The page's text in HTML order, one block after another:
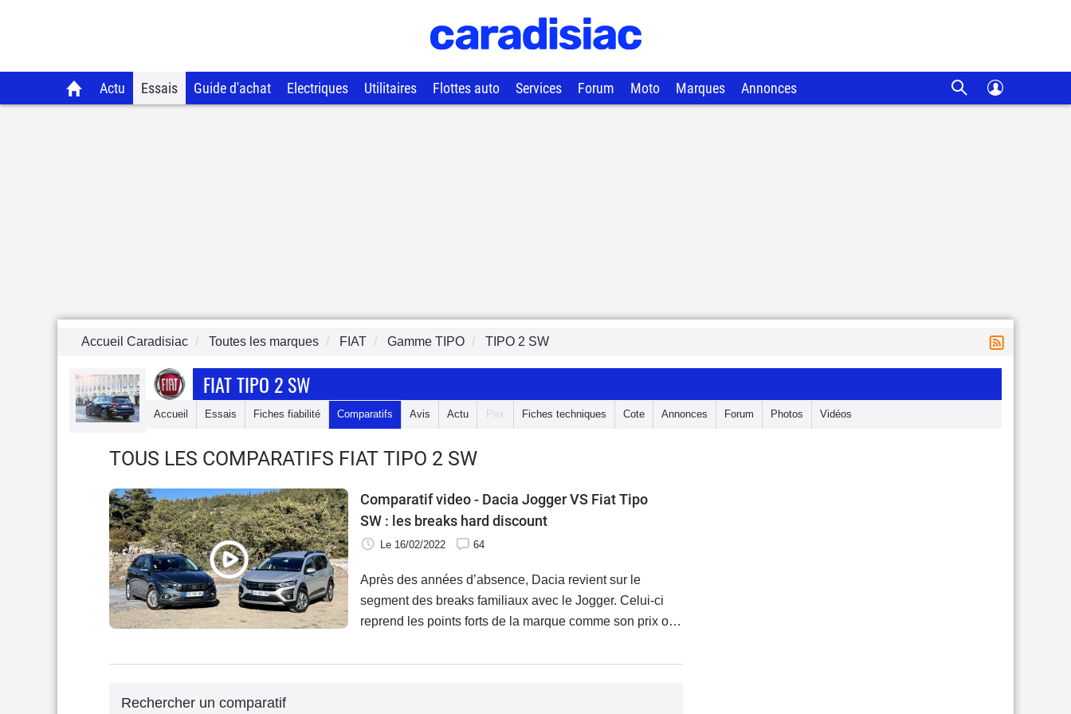
Actu Essais Guide d'achat Electriques Utilitaires Flottes auto Services Forum Moto Marques Annonces
Accueil Caradisiac Toutes les marques FIAT Gamme TIPO TIPO 2 SW
FIAT TIPO 2 SW
Accueil Essais Fiches fiabilité Comparatifs Avis Actu Prix Fiches techniques Cote Annonces Forum Photos Vidéos
TOUS LES COMPARATIFS FIAT TIPO 2 SW
Comparatif video - Dacia Jogger VS Fiat Tipo
SW : les breaks hard discount
Le 16/02/2022 64
Après des années d’absence, Dacia revient sur le
segment des breaks familiaux avec le Jogger. Celui-ci
reprend les points forts de la marque comme son prix ou
rares modèles qui pourrait lui faire de l’ombre, la Fiat
Rechercher un comparatif